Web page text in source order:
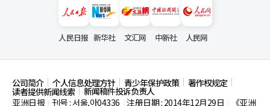
人民日报 新华社 文汇网 中新社 人民网
公司简介 个人信息处理方针 青少年保护政策 著作权规定
读者提供新闻线索
新闻稿件投诉负责人
亚洲日报
刊号 : 서울,아04336 注册日期 : 2014年12月29日 《亚洲